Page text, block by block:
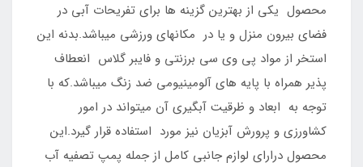
محصول یکی از بهترین گزینه ها برای تفریحات آبی در
فضای بیرون منزل و یا در مکانهای ورزشی میباشد.بدنه این
استخر از مواد پی وی سی برزنتی و فایبر گلاس انعطاف
پذیر همراه با پایه های آلومینیومی ضد زنگ میباشد.که با
توجه به ابعاد و ظرقیت آبگیری آن میتواند در امور
کشاورزی و پرورش آبزیان نیز مورد استفاده قرار گیرد.این
محصول درارای لوازم جانبی کامل از جمله پمپ تصفیه آب